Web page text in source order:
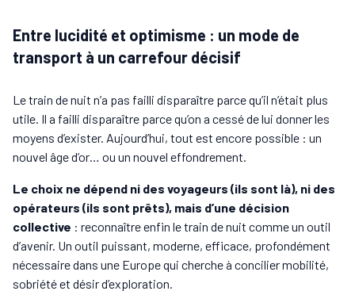
Entre lucidité et optimisme : un mode de
transport à un carrefour décisif
Le train de nuit n’a pas failli disparaître parce qu’il n’était plus
utile. Il a failli disparaître parce qu’on a cessé de lui donner les
moyens d’exister. Aujourd’hui, tout est encore possible : un
nouvel âge d’or… ou un nouvel effondrement.
Le choix ne dépend ni des voyageurs (ils sont là), ni des
opérateurs (ils sont prêts), mais d’une décision
collective : reconnaître enfin le train de nuit comme un outil
d’avenir. Un outil puissant, moderne, efficace, profondément
nécessaire dans une Europe qui cherche à concilier mobilité,
sobriété et désir d’exploration.